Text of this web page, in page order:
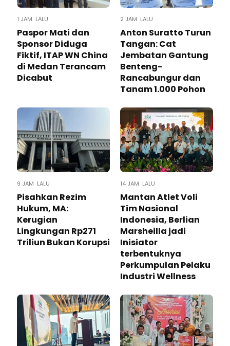
1 JAM LALU
Paspor Mati dan
Sponsor Diduga
Fiktif, ITAP WN China
di Medan Terancam
Dicabut
2 JAM LALU
Anton Suratto Turun
Tangan: Cat
Jembatan Gantung
Benteng-
Rancabungur dan
Tanam 1.000 Pohon
9 JAM LALU
Pisahkan Rezim
Hukum, MA:
Kerugian
Lingkungan Rp271
Triliun Bukan Korupsi
14 JAM LALU
Mantan Atlet Voli
Tim Nasional
Indonesia, Berlian
Marsheilla jadi
Inisiator
terbentuknya
Perkumpulan Pelaku
Industri Wellness